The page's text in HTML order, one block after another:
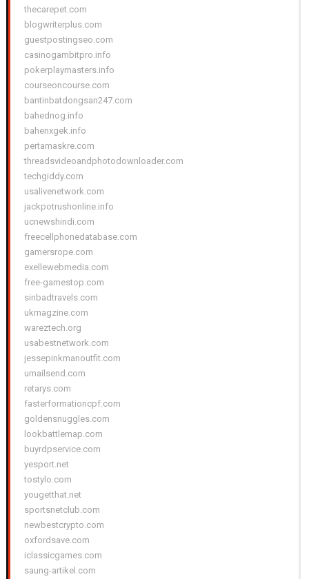
thecarepet.com
blogwriterplus.com
guestpostingseo.com
casinogambitpro.info
pokerplaymasters.info
courseoncourse.com
bantinbatdongsan247.com
bahednog.info
bahenxgek.info
pertamaskre.com
threadsvideoandphotodownloader.com
techgiddy.com
usalivenetwork.com
jackpotrushonline.info
ucnewshindi.com
freecellphonedatabase.com
gamersrope.com
exellewebmedia.com
free-gamestop.com
sinbadtravels.com
ukmagzine.com
wareztech.org
usabestnetwork.com
jessepinkmanoutfit.com
umailsend.com
retarys.com
fasterformationcpf.com
goldensnuggles.com
lookbattlemap.com
buyrdpservice.com
yesport.net
tostylo.com
yougetthat.net
sportsnetclub.com
newbestcrypto.com
oxfordsave.com
iclassicgames.com
saung-artikel.com